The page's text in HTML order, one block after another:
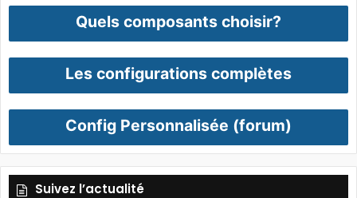
Quels composants choisir?
Les configurations complètes
Config Personnalisée (forum)
Suivez l’actualité